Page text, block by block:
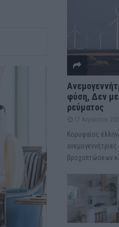
φύση, Δεν
ρεύματος
17 Αυγούστου
Κορυφαίος
βροχοπτώσεων